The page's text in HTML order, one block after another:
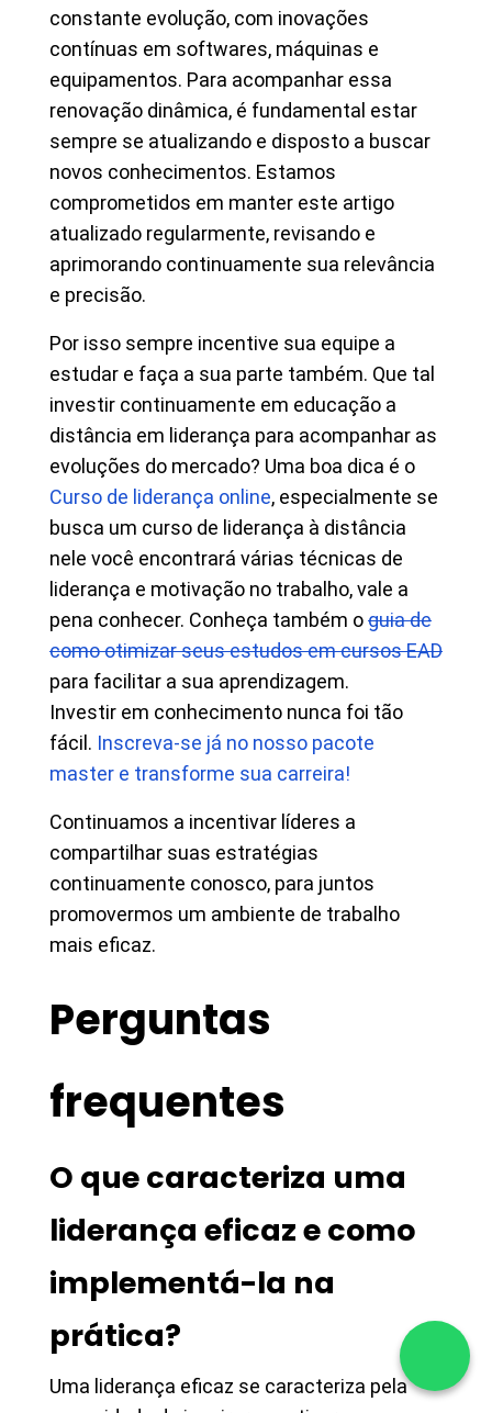
constante evolução, com inovações
contínuas em softwares, máquinas e
equipamentos. Para acompanhar essa
renovação dinâmica, é fundamental estar
sempre se atualizando e disposto a buscar
novos conhecimentos. Estamos
comprometidos em manter este artigo
atualizado regularmente, revisando e
aprimorando continuamente sua relevância
e precisão.
Por isso sempre incentive sua equipe a
estudar e faça a sua parte também. Que tal
investir continuamente em educação a
distância em liderança para acompanhar as
evoluções do mercado? Uma boa dica é o
Curso de liderança online, especialmente se
busca um curso de liderança à distância
nele você encontrará várias técnicas de
liderança e motivação no trabalho, vale a
pena conhecer. Conheça também oguia de
como otimizar seus estudos em cursos EAD
para facilitar a sua aprendizagem.
Investir em conhecimento nunca foi tão
fácil. Inscreva-se já no nosso pacote
master e transforme sua carreira!
Continuamos a incentivar líderes a
compartilhar suas estratégias
continuamente conosco, para juntos
promovermos um ambiente de trabalho
mais eficaz.
Perguntas
frequentes
O que caracteriza uma
liderança eficaz e como
implementá-la na
prática?
Uma liderança eficaz se caracteriza pela